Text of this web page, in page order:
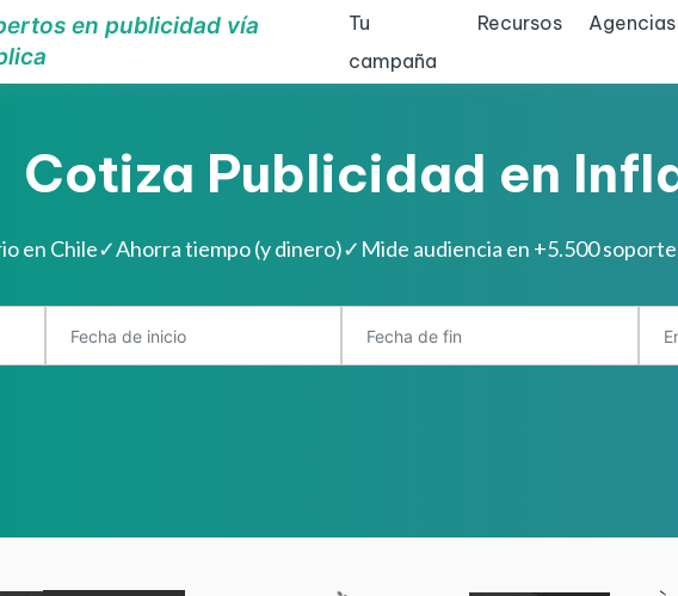
en publicidad vía
Tu
campaña
Recursos Agencias
Cotiza Publicidad en
en Chile✓Ahorra tiempo (y dinero)✓ Mide audiencia en +5.500